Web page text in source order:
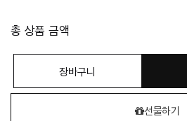
총 상품 금액
장바구니
선물하기